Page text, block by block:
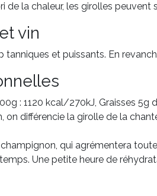
de la chaleur, les girolles peuvent
vin
tanniques et puissants. En
: 1120 kcal/270kJ, Graisses 5g
on différencie la girolle de la
qui agrémentera
Une petite heure de